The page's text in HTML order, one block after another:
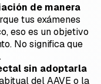
de manera
tus exámenes
eso es un objetivo
No significa que
sin adoptarla
del AAVE o la